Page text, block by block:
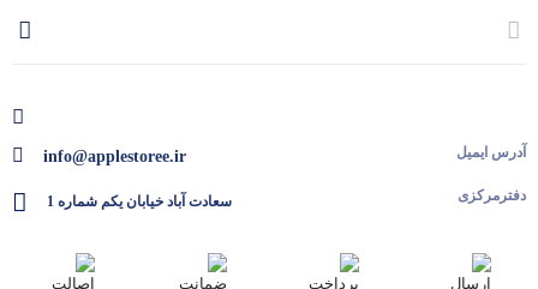
آدرس ایمیل
دفترمرکزی
info@applestoree.ir
سعادت آباد خیابان یکم شماره 1